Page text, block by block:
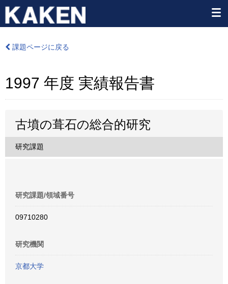
課題ページに戻る
1997 年度 実績報告書
古墳の葺石の総合的研究
研究課題
研究課題/領域番号
09710280
研究機関
京都大学